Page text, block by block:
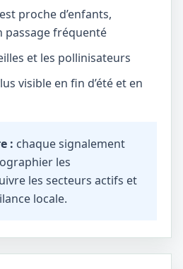
proche d’enfants,
passage fréquenté
et les pollinisateurs
visible en fin d’été et en
: chaque signalement
les
les secteurs actifs et
locale.